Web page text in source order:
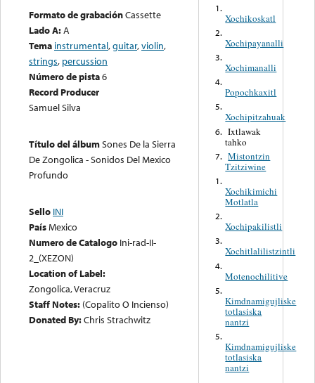
Formato de grabaciónCassette
Lado A:A
Tema instrumental,guitar,violin,
strings, percussion
Número de pista6
Record Producer
Samuel Silva
Título del álbumSones De la Sierra
De Zongolica - Sonidos Del Mexico
Profundo
Sello INI
PaísMexico
Numero de Catalogo Ini-rad-II-
2_(XEZON)
Location of Label:
Zongolica, Veracruz
Staff Notes: (Copalito O Incienso)
Donated By:Chris Strachwitz
1.
Xochikoskatl
2.
Xochipayanalli
3.
Xochimanalli
4.
Popochkaxitl
5.
Xochipitzahuak
6. Ixtlawak
tahko
7. Mistontzin
Tzitziwine
1.
Xochikimichi
Motlatla
2.
Xochipakilistli
3.
Xochitlalilistzintli
4.
Motenochilitive
5.
Kimdnamigujliske
totlasiska
nantzi
5.
Kimdnamigujliske
totlasiska
nantzi